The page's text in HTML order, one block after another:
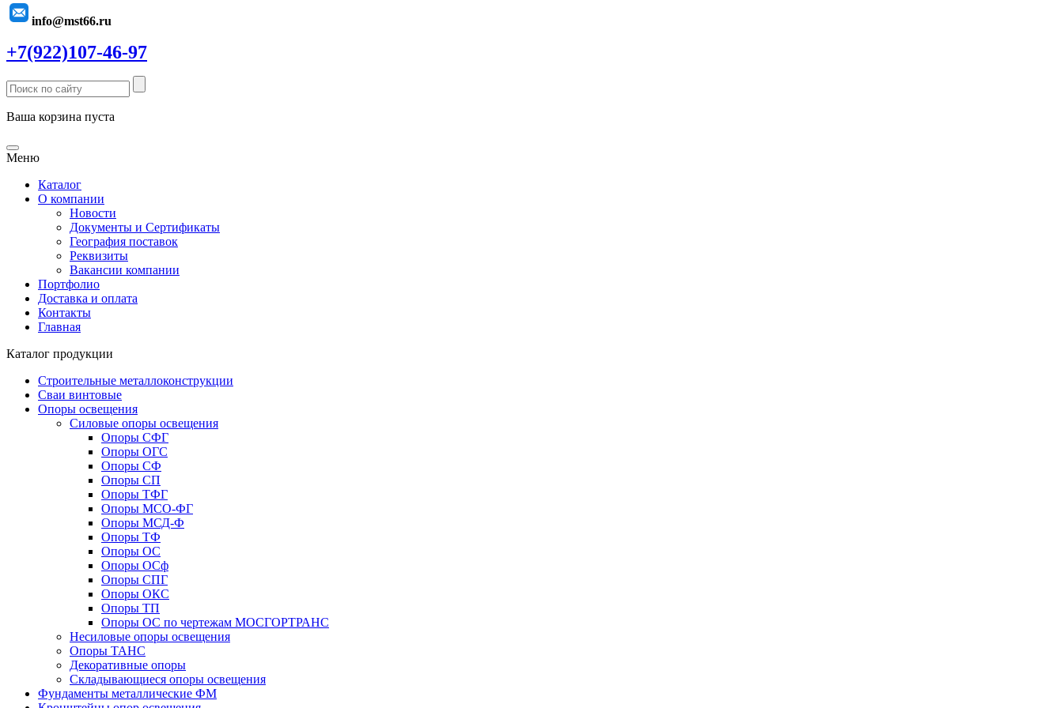
info@mst66.ru
+7(922)107-46-97
Ваша корзина пуста
Меню
Каталог
О компании
Новости
Документы и Сертификаты
География поставок
Реквизиты
Вакансии компании
Портфолио
Доставка и оплата
Контакты
Главная
Каталог продукции
Строительные металлоконструкции
Сваи винтовые
Опоры освещения
Силовые опоры освещения
Опоры СФГ
Опоры ОГС
Опоры СФ
Опоры СП
Опоры ТФГ
Опоры МСО-ФГ
Опоры МСД-Ф
Опоры ТФ
Опоры ОС
Опоры ОСф
Опоры СПГ
Опоры ОКС
Опоры ТП
Опоры ОС по чертежам МОСГОРТРАНС
Несиловые опоры освещения
Опоры ТАНС
Декоративные опоры
Складывающиеся опоры освещения
Фундаменты металлические ФМ